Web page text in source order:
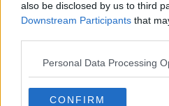
also be disclosed by us to third
Downstream Participants that
Personal Data Processing
CONFIRM